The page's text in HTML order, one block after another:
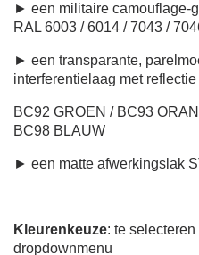
► een militaire camouflage-
RAL 6003 / 6014 / 7043 /
► een transparante,
interferentielaag met
BC92 GROEN / BC93
BC98 BLAUW
► een matte afwerkingslak
Kleurenkeuze: te selecteren
dropdownmenu